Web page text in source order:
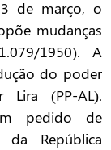
de março, o
mudanças
1950). A
do poder
(PP-AL).
pedido de
da República